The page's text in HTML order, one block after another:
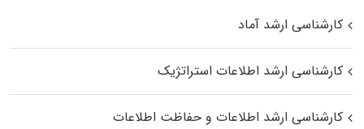
کارشناسی ارشد آماد
کارشناسی ارشد اطلاعات استراتژیک
کارشناسی ارشد اطلاعات و حفاظت اطلاعات